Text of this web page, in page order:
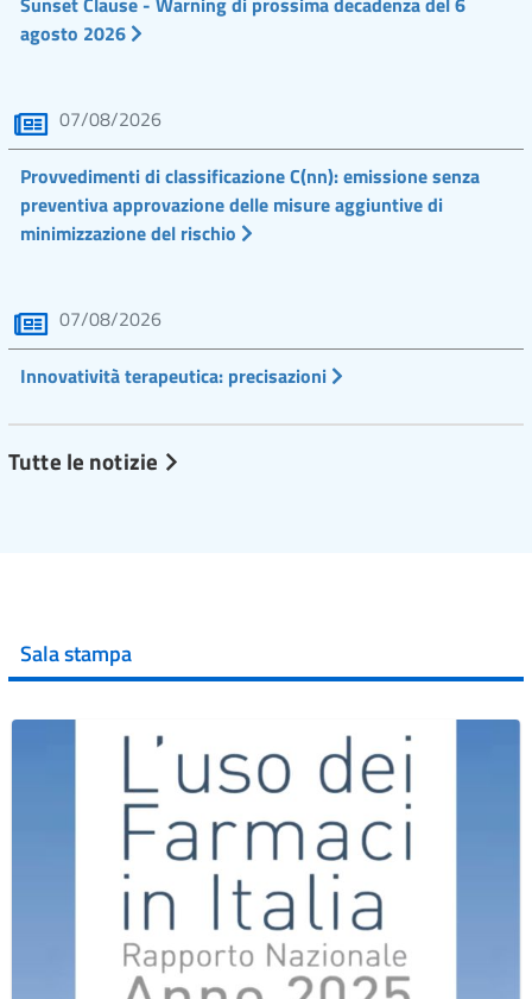
agosto 2026
07/08/2026
Provvedimenti di classificazione C(nn): emissione senza
preventiva approvazione delle misure aggiuntive di
minimizzazione del rischio
07/08/2026
Innovatività terapeutica: precisazioni
Tutte le notizie
Sala stampa